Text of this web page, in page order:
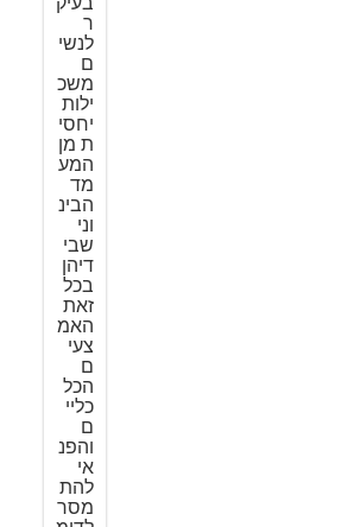
ר
לנשי
ם
משכ
ילות
יחסי
ת מן
המע
מד
הבינ
וני
שבי
דיהן
בכל
זאת
האמ
צעי
ם
הכל
כליי
ם
והפנ
אי
להת
מסר